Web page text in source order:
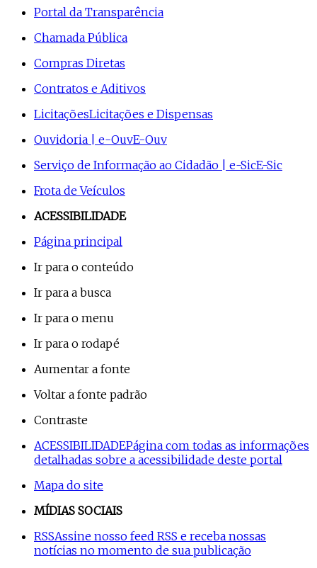
Portal da Transparência
Chamada Pública
Compras Diretas
Contratos e Aditivos
LicitaçõesLicitações e Dispensas
Ouvidoria | e-OuvE-Ouv
Serviço de Informação ao Cidadão | e-SicE-Sic
Frota de Veículos
ACESSIBILIDADE
Página principal
Ir para o conteúdo
Ir para a busca
Ir para o menu
Ir para o rodapé
Aumentar a fonte
Voltar a fonte padrão
Contraste
ACESSIBILIDADEPágina com todas as informações
detalhadas sobre a acessibilidade deste portal
Mapa do site
MÍDIAS SOCIAIS
RSSAssine nosso feed RSS e receba nossas
notícias no momento de sua publicação